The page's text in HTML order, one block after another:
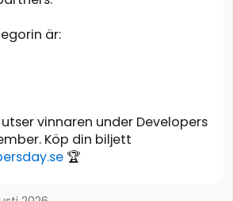
är:
vinnaren under Developers
Köp din biljett
🏆